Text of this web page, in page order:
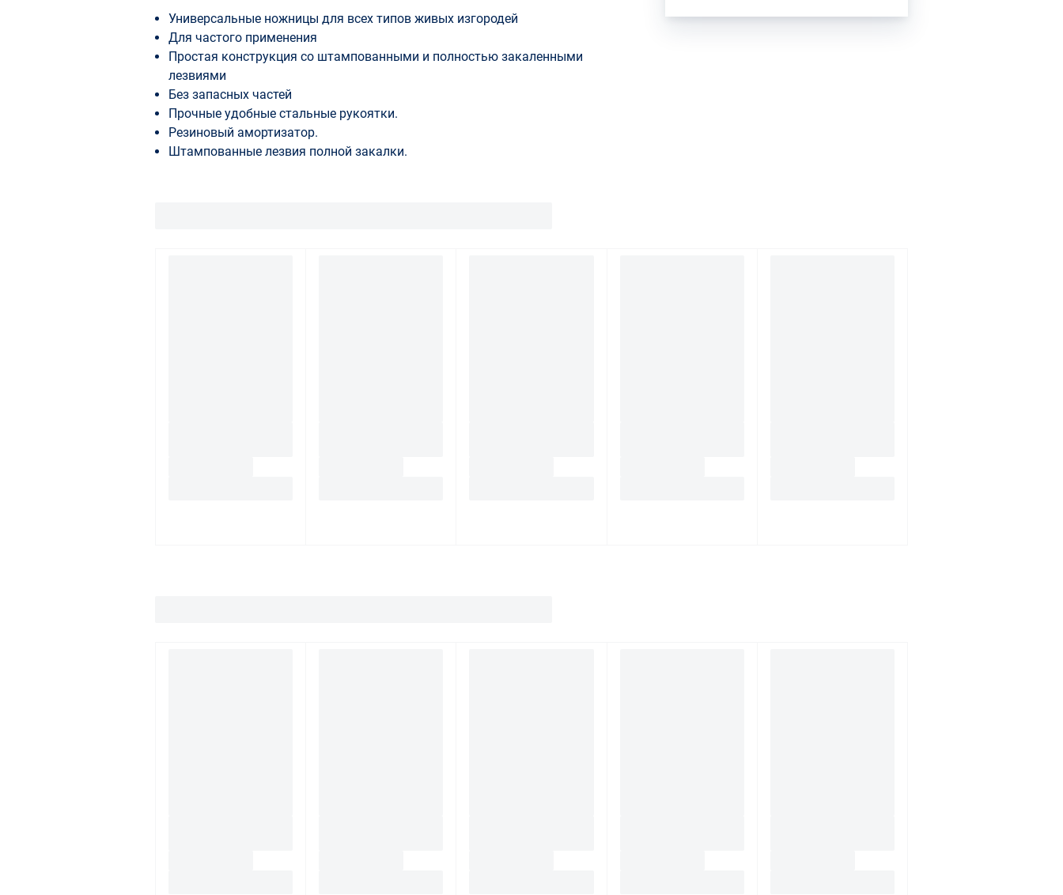
Универсальные ножницы для всех типов живых изгородей
Для частого применения
Простая конструкция со штампованными и полностью закаленными
лезвиями
Без запасных частей
Прочные удобные стальные рукоятки.
Резиновый амортизатор.
Штампованные лезвия полной закалки.